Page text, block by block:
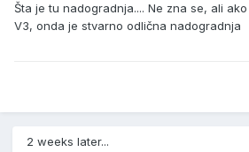
Šta je tu nadogradnja.... Ne zna se, ali
V3, onda je stvarno odlična nadogradnja
2 weeks later...